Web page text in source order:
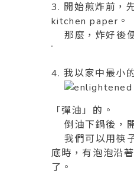
3. 開始煎炸前，
kitchen paper。
那麼，炸好後
4. 我以家中最小
「彈油」的。
倒油下鍋後，
我們可以用筷
底時，有泡泡沿
了。